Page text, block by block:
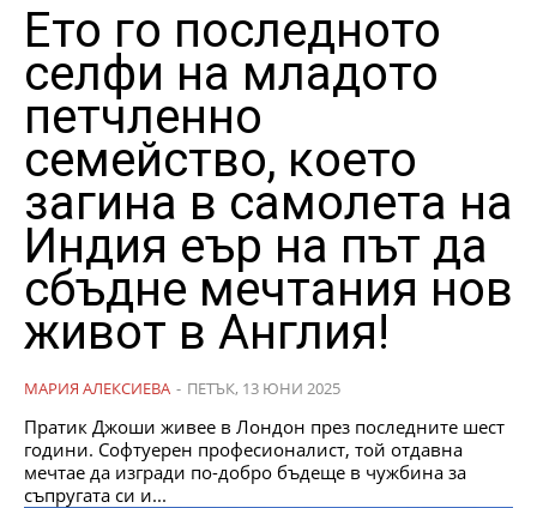
Ето го последното
селфи на младото
петчленно
семейство, което
загина в самолета на
Индия еър на път да
сбъдне мечтания нов
живот в Англия!
МАРИЯ АЛЕКСИЕВА - ПЕТЪК, 13 ЮНИ 2025
Пратик Джоши живее в Лондон през последните шест
години. Софтуерен професионалист, той отдавна
мечтае да изгради по-добро бъдеще в чужбина за
съпругата си и...